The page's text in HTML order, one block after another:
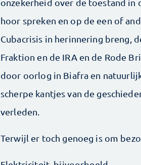
onzekerheid over de toestand in
hoor spreken en op de een of
Cubacrisis in herinnering breng,
Fraktion en de IRA en de Rode
door oorlog in Biafra en
scherpe kantjes van de
verleden.
Terwijl er toch genoeg is om